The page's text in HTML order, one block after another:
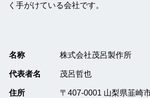
く手がけている会社です。
名称 株式会社茂呂製作所
代表者名 茂呂哲也
住所 〒407-0001 山梨県韮崎